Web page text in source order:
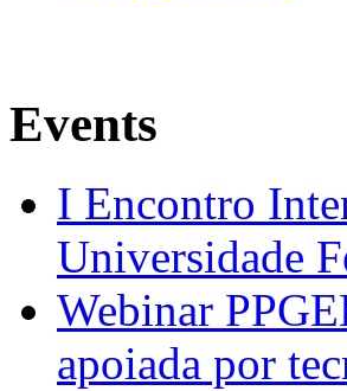
Events
I Encontro
Universidade
Webinar
apoiada por